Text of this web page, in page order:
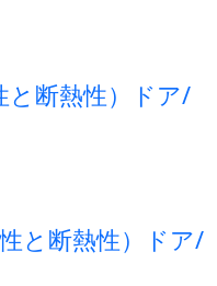
と断熱性）ドア/
と断熱性）ドア/